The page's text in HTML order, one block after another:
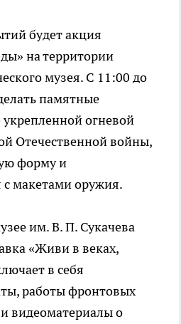
будет акция
на территории
музея. С 11:00 до
памятные
огневой
Отечественной войны,
форму и
с макетами оружия.
им. В. П. Сукачева
«Живи в веках,
в себя
работы фронтовых
видеоматериалы о